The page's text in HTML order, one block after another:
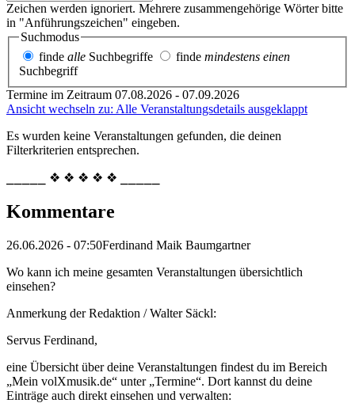
Zeichen werden ignoriert. Mehrere zusammengehörige Wörter bitte
in "Anführungszeichen" eingeben.
Suchmodus
finde alle Suchbegriffe finde mindestens einen
Suchbegriff
Termine im Zeitraum 07.08.2026 - 07.09.2026
Ansicht wechseln zu: Alle Veranstaltungsdetails ausgeklappt
Es wurden keine Veranstaltungen gefunden, die deinen
Filterkriterien entsprechen.
⎯⎯⎯⎯⎯ ❖ ❖ ❖ ❖ ❖ ⎯⎯⎯⎯⎯
Kommentare
26.06.2026 - 07:50Ferdinand Maik Baumgartner
Wo kann ich meine gesamten Veranstaltungen übersichtlich
einsehen?
Anmerkung der Redaktion /Walter Säckl:
Servus Ferdinand,
eine Übersicht über deine Veranstaltungen findest du im Bereich
„Mein volXmusik.de“ unter „Termine“. Dort kannst du deine
Einträge auch direkt einsehen und verwalten: